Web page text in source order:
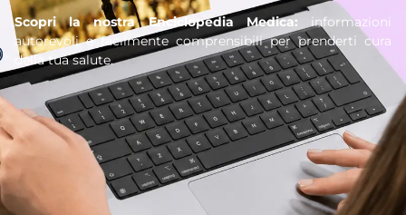
Scopri la nostra Enciclopedia Medica: informazioni
autorevoli e facilmente comprensibili per prenderti cura
della tua salute.